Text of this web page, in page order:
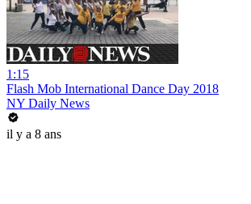
1:15
Flash Mob International Dance Day 2018
NY Daily News
il y a 8 ans